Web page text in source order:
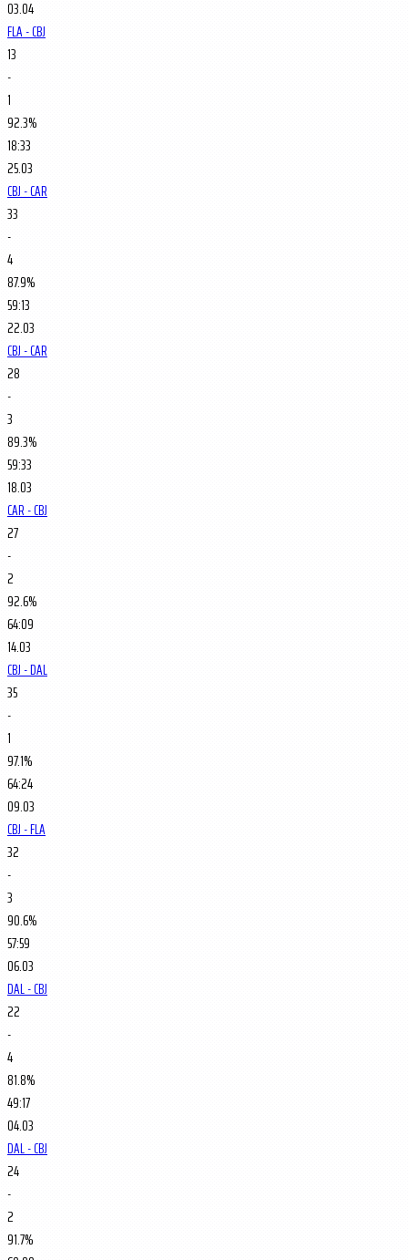
03.04
FLA - CBJ
13
-
1
92.3%
18:33
25.03
CBJ - CAR
33
-
4
87.9%
59:13
22.03
CBJ - CAR
28
-
3
89.3%
59:33
18.03
CAR - CBJ
27
-
2
92.6%
64:09
14.03
CBJ - DAL
35
-
1
97.1%
64:24
09.03
CBJ - FLA
32
-
3
90.6%
57:59
06.03
DAL - CBJ
22
-
4
81.8%
49:17
04.03
DAL - CBJ
24
-
2
91.7%